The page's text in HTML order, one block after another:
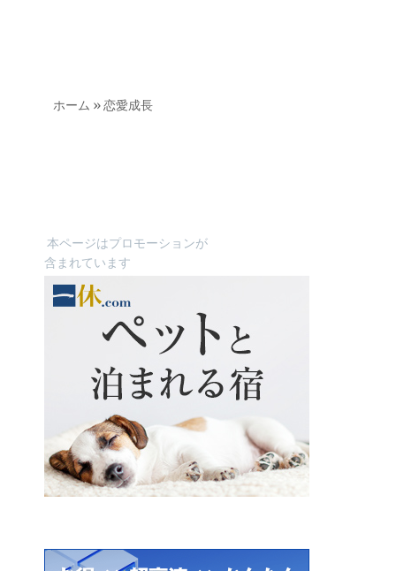
ホーム »恋愛成長
本ページはプロモーションが
含まれています